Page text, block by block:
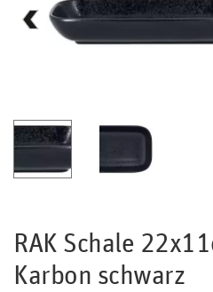
RAK Schale
Karbon schwarz